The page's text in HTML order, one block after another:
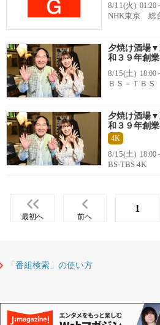
8/11(火) 01:20
NHK東京 総
夕焼け酒場▼
和３９年創業
8/15(土) 18:00
ＢＳ－ＴＢＳ
夕焼け酒場▼
和３９年創業
4K
8/15(土) 18:00
BS-TBS 4K
最初へ 前へ
1
「番組検索」の使い方